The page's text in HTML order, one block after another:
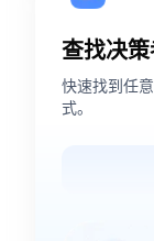
查找决
快速找到任
式。